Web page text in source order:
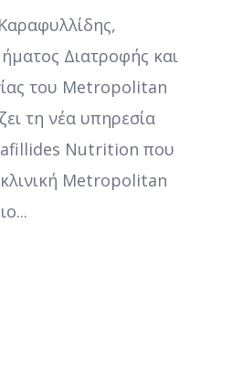
Διατροφής και
του Metropolitan
τη νέα υπηρεσία
Nutrition που
Metropolitan